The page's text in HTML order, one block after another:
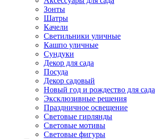
Зонты
Шатры
Качели
Cветильники уличные
Кашпо уличные
Сундуки
Декор для сада
Посуда
Декор садовый
Новый год и рождество для сада
Эксклюзивные решения
Праздничное освещение
Световые гирлянды
Световые мотивы
Световые фигуры